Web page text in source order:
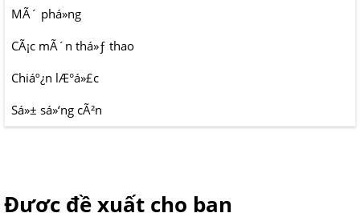
MÃ´ phá»ng
CÃ¡c mÃ´n thá»ƒ thao
Chiáº¿n lÆ°á»£c
Sá»± sá»‘ng cÃ²n
Được đề xuất cho bạn